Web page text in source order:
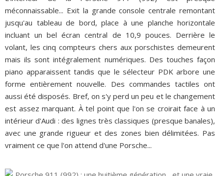
méconnaissable... Exit la grande console centrale remontant
jusqu'au tableau de bord, place à une planche horizontale
incluant un bel écran central de 10,9 pouces. Derrière le
volant, les cinq compteurs chers aux porschistes demeurent
mais ils sont intégralement numériques. Des touches façon
piano apparaissent tandis que le sélecteur PDK arbore une
forme entièrement nouvelle. Des commandes tactiles ont
aussi été disposés. Bref, on s'y perd un peu et le changement
est assez marquant. À tel point que l'on se croirait face à un
intérieur d'Audi : des lignes très classiques (presque banales),
avec une grande rigueur et des zones bien délimitées. Pas
vraiment ce que l'on attend d'une Porsche...